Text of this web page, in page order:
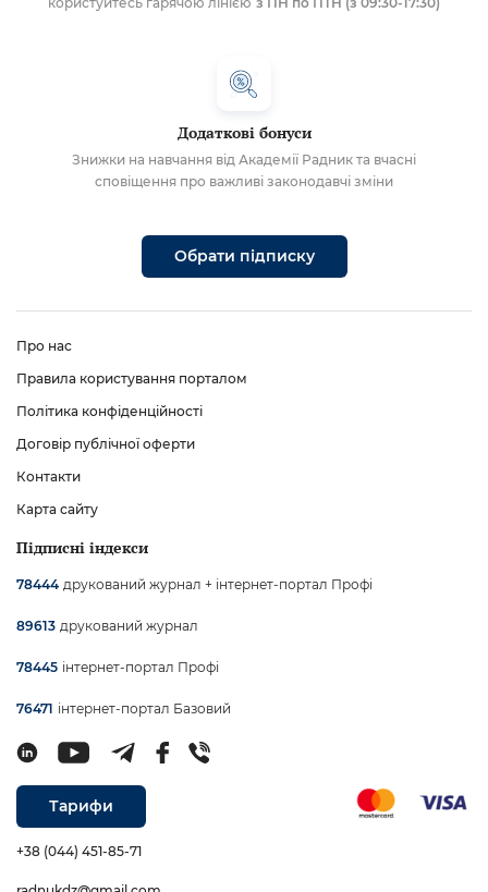
Додаткові бонуси
Знижки на навчання від Академії Радник та вчасні
сповіщення про важливі законодавчі зміни
Обрати підписку
Про нас
Правила користування порталом
Політика конфіденційності
Договір публічної оферти
Контакти
Карта сайту
Підписні індекси
78444 друкований журнал + інтернет-портал Профі
89613 друкований журнал
78445 інтернет-портал Профі
76471 інтернет-портал Базовий
Тарифи
+38 (044) 451-85-71